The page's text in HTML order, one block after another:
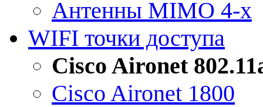
Антенны MIMO 4-x
WIFI точки доступа
Cisco Aironet
Cisco Aironet 1800